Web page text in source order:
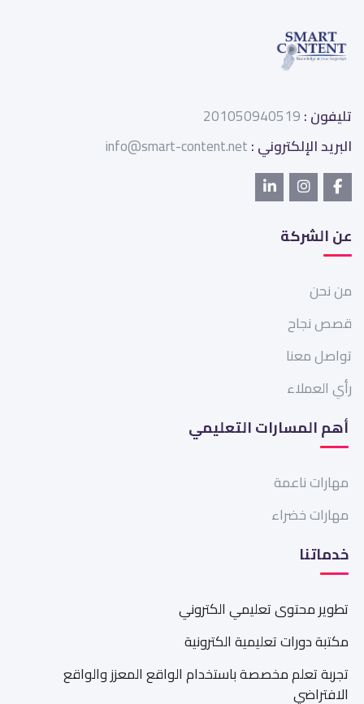
تليفون :201050940519
البريد الإلكتروني :info@smart-content.net
عن الشركة
من نحن
قصص نجاح
تواصل معنا
رأي العملاء
أهم المسارات التعليمي
مهارات ناعمة
مهارات خضراء
خدماتنا
تطوير محتوى تعليمي الكتروني
مكتبة دورات تعليمية الكترونية
تجربة تعلم مخصصة باستخدام الواقع المعزز والواقع
الافتراضي